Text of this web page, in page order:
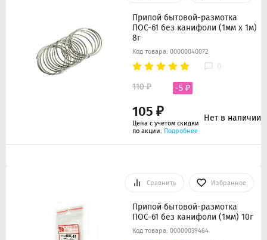
Припой бытовой-размотка
ПОС-61 без канифоли (1мм x 1м)
8г
Код товара: 00000040072
0
105 ₽
110 ₽ -5 ₽
Цена с учетом скидки
по акции. Подробнее
Нет в наличии
Сравнить Избранное
Припой бытовой-размотка
ПОС-61 без канифоли (1мм) 10г
Код товара: 00000039464